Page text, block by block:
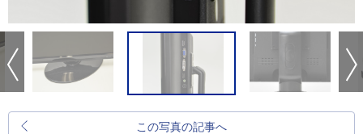
この写真の記事へ